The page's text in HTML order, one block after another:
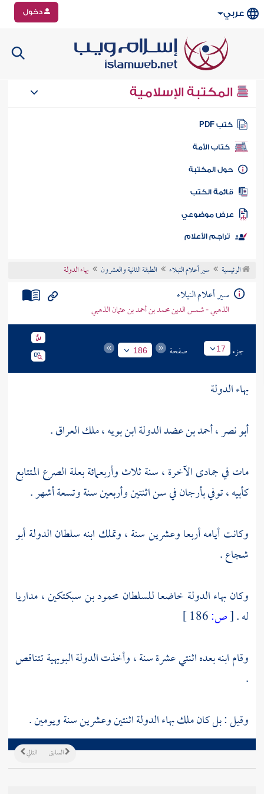
عربي دخول
المكتبة الإسلامية
كتب PDF
كتاب الأمة
المكتبة
الكتب
موضوعي
تراجم الأعلام
الرئيسية سير أعلام النبلاء الطبقة الثانية والعشرون بهاء الدولة
سير أعلام النبلاء
الذهبي - شمس الدين محمد بن أحمد بن عثمان الذهبي
جزء 17 صفحة 186
بهاء الدولة
أبو نصر ، أحمد بن عضد الدولة ابن بويه، ملكالعراق.
مات في جمادى الآخرة ، سنة ثلاث وأربعمائة بعلة الصرع المتتابع
كأبيه ، توفيبأرجانفي سن اثنتين وأربعين سنة وتسعة أشهر .
وكانت أيامه أربعا وعشرين سنة ، وتملك ابنهسلطان الدولة أبو
شجاع.
وكانبهاء الدولة خاضعا للسلطان محمود بن سبكتكين، مداريا
له .[ص:
وقام ابنه بعده اثنتي عشرة سنة ، وأخذت الدولة البويهية تتناقص
.
وقيل : بل كان ملكبهاء الدولةاثنتين وعشرين سنة ويومين .
التالي السابق